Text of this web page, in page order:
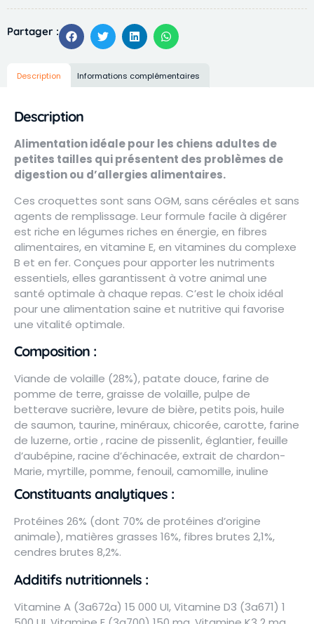
Partager :
Description Informations complémentaires
Description
Alimentation idéale pour les chiens adultes de
petites tailles qui présentent des problèmes de
digestion ou d’allergies alimentaires.
Ces croquettes sont sans OGM, sans céréales et sans
agents de remplissage. Leur formule facile à digérer
est riche en légumes riches en énergie, en fibres
alimentaires, en vitamine E, en vitamines du complexe
B et en fer. Conçues pour apporter les nutriments
essentiels, elles garantissent à votre animal une
santé optimale à chaque repas. C’est le choix idéal
pour une alimentation saine et nutritive qui favorise
une vitalité optimale.
Composition :
Viande de volaille (28%), patate douce, farine de
pomme de terre, graisse de volaille, pulpe de
betterave sucrière, levure de bière, petits pois, huile
de saumon, taurine, minéraux, chicorée, carotte, farine
de luzerne, ortie , racine de pissenlit, églantier, feuille
d’aubépine, racine d’échinacée, extrait de chardon-
Marie, myrtille, pomme, fenouil, camomille, inuline
Constituants analytiques :
Protéines 26% (dont 70% de protéines d’origine
animale), matières grasses 16%, fibres brutes 2,1%,
cendres brutes 8,2%.
Additifs nutritionnels :
Vitamine A (3a672a) 15 000 UI, Vitamine D3 (3a671) 1